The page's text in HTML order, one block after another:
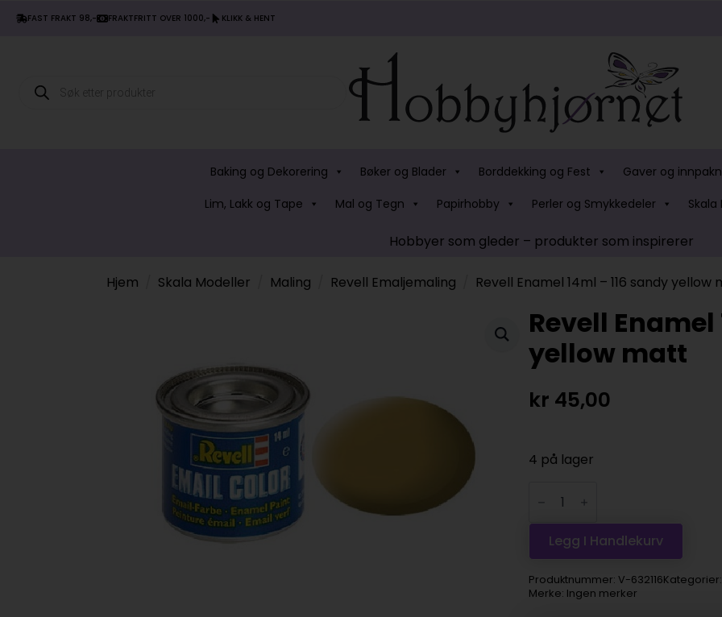
FAST FRAKT 98,- FRAKTFRITT OVER 1000,- KLIKK & HENT
Products
search
Baking og Dekorering Bøker og Blader Borddekking og Fest Gaver og
Lim, Lakk og Tape
Mal og Tegn Papirhobby Perler og Smykkedeler Skala
Hobbyer som gleder – produkter som inspirerer
Hjem Skala Modeller Maling Revell Emaljemaling Revell Enamel 14ml – 116 sandy yellow
Revell Enamel
yellow matt
kr 45,00
4 på lager
Enamel
-
sandy
yellow
matt
antall
Legg I Handlekurv
Produktnummer: V-632116Kategorier:
Merke: Ingen merker